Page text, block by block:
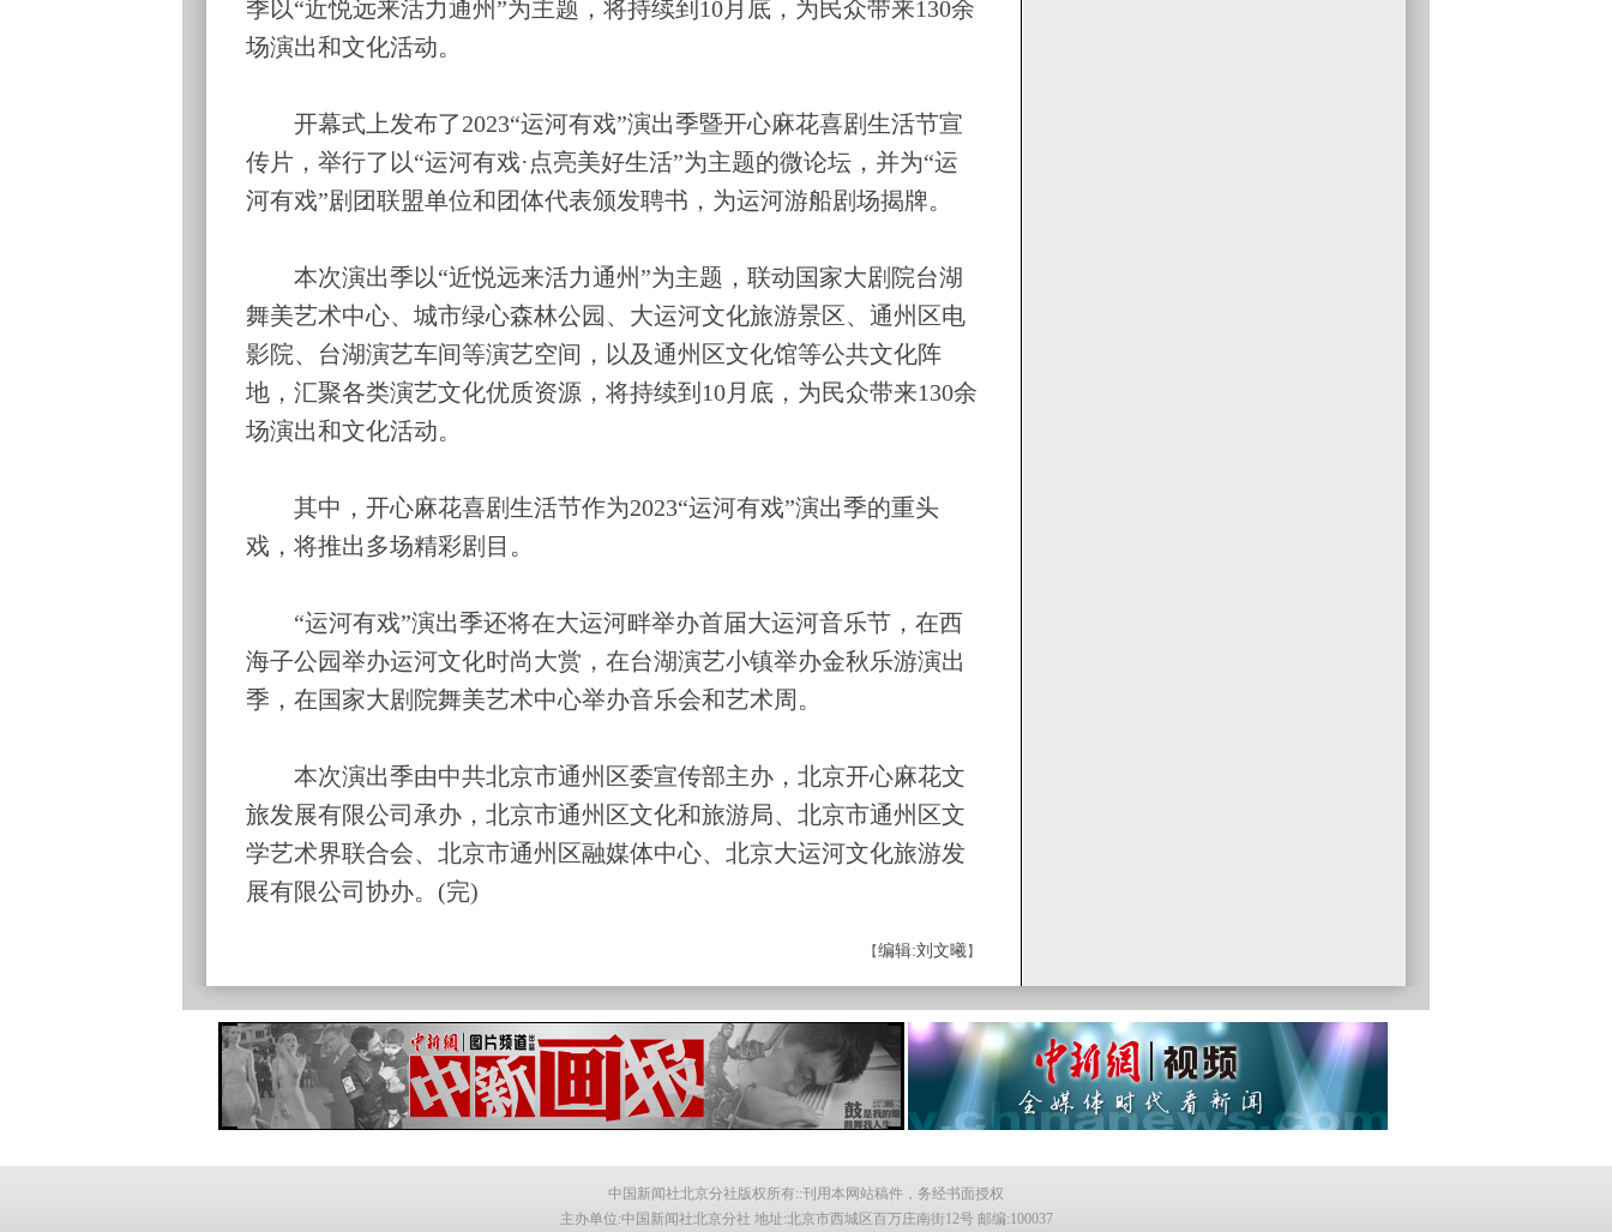
季以“近悦远来活力通州”为主题，将持续到10月底，为民众带来130余
场演出和文化活动。
开幕式上发布了2023“运河有戏”演出季暨开心麻花喜剧生活节宣
传片，举行了以“运河有戏·点亮美好生活”为主题的微论坛，并为“运
河有戏”剧团联盟单位和团体代表颁发聘书，为运河游船剧场揭牌。
本次演出季以“近悦远来活力通州”为主题，联动国家大剧院台湖
舞美艺术中心、城市绿心森林公园、大运河文化旅游景区、通州区电
影院、台湖演艺车间等演艺空间，以及通州区文化馆等公共文化阵
地，汇聚各类演艺文化优质资源，将持续到10月底，为民众带来130余
场演出和文化活动。
其中，开心麻花喜剧生活节作为2023“运河有戏”演出季的重头
戏，将推出多场精彩剧目。
“运河有戏”演出季还将在大运河畔举办首届大运河音乐节，在西
海子公园举办运河文化时尚大赏，在台湖演艺小镇举办金秋乐游演出
季，在国家大剧院舞美艺术中心举办音乐会和艺术周。
本次演出季由中共北京市通州区委宣传部主办，北京开心麻花文
旅发展有限公司承办，北京市通州区文化和旅游局、北京市通州区文
学艺术界联合会、北京市通州区融媒体中心、北京大运河文化旅游发
展有限公司协办。(完)
【编辑:刘文曦】
中国新闻社北京分社版权所有::刊用本网站稿件，务经书面授权
主办单位:中国新闻社北京分社 地址:北京市西城区百万庄南街12号 邮编:100037